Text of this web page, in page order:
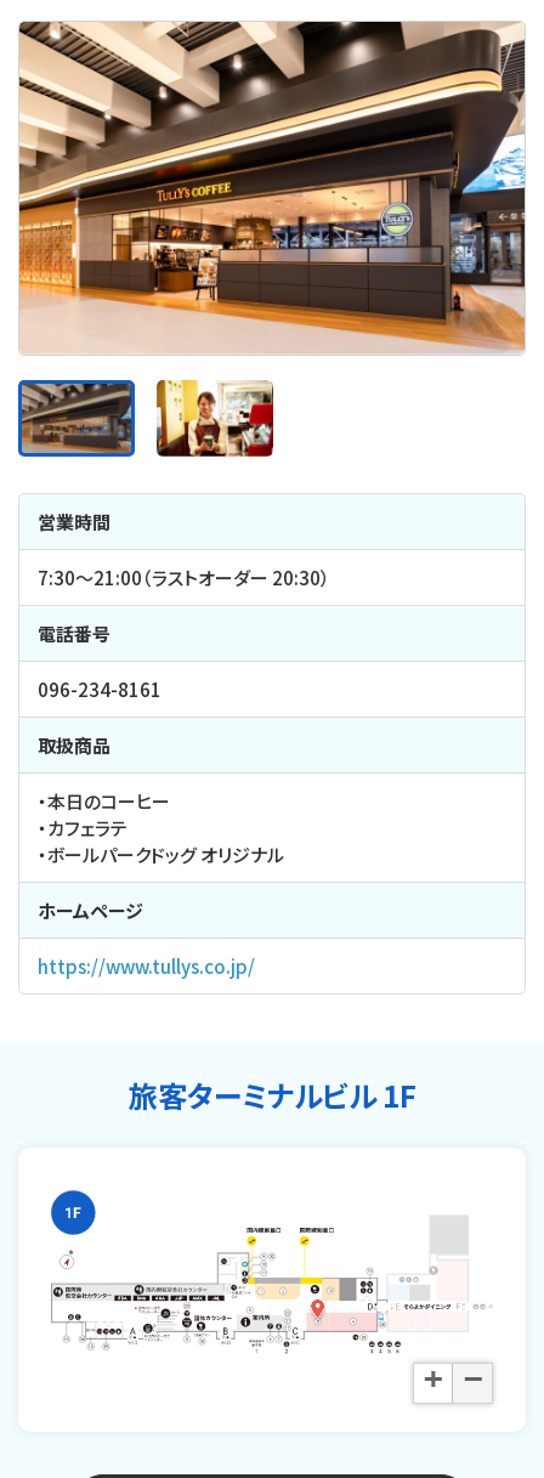
営業時間
7:30～21:00（ラストオーダー 20:30）
電話番号
096-234-8161
取扱商品
・本日のコーヒー
・カフェラテ
・ボールパークドッグ オリジナル
ホームページ
https://www.tullys.co.jp/
旅客ターミナルビル 1F
+ −